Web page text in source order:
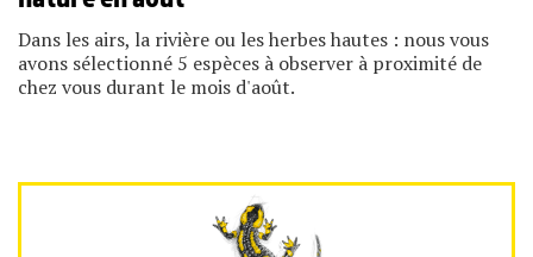
Dans les airs, la rivière ou les herbes hautes : nous vous
avons sélectionné 5 espèces à observer à proximité de
chez vous durant le mois d'août.